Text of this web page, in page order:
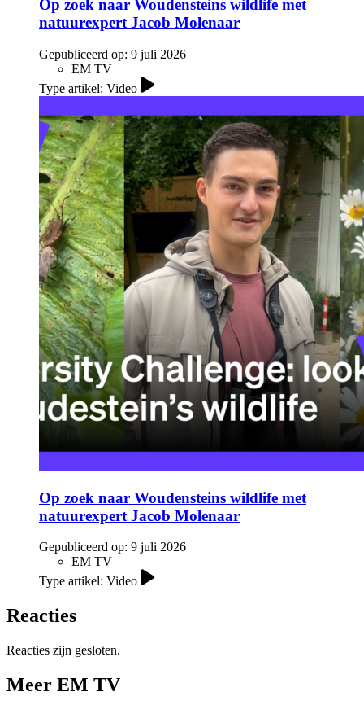
Op zoek naar Woudensteins wildlife met
natuurexpert Jacob Molenaar
Gepubliceerd op: 9 juli 2026
EM TV
Type artikel: Video
Op zoek naar Woudensteins wildlife met
natuurexpert Jacob Molenaar
Gepubliceerd op: 9 juli 2026
EM TV
Type artikel: Video
Reacties
Reacties zijn gesloten.
Meer EM TV